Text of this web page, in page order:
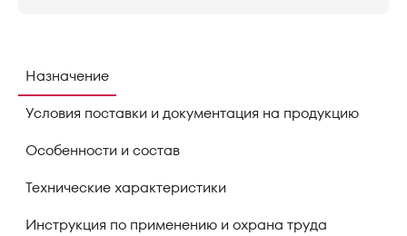
Назначение
Условия поставки и документация на продукцию
Особенности и состав
Технические характеристики
Инструкция по применению и охрана труда